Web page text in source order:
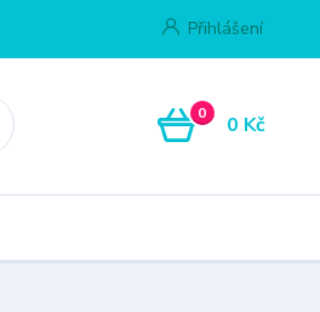
Přihlášení
0 0 Kč